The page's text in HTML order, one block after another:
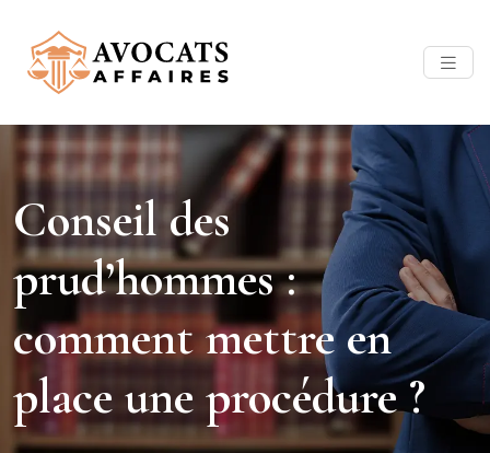
Conseil des
prud’hommes :
comment mettre en
place une procédure ?